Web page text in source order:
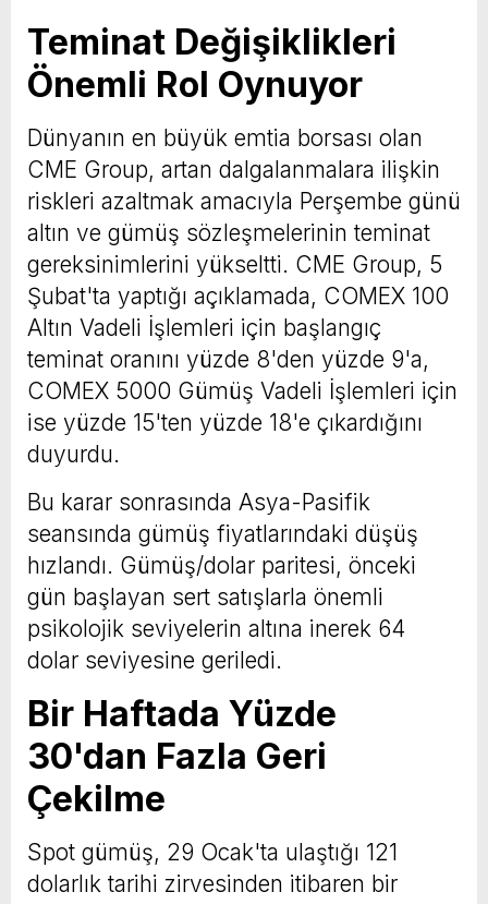
Teminat Değişiklikleri
Önemli Rol Oynuyor
Dünyanın en büyük emtia borsası olan
CME Group, artan dalgalanmalara ilişkin
riskleri azaltmak amacıyla Perşembe günü
altın ve gümüş sözleşmelerinin teminat
gereksinimlerini yükseltti. CME Group, 5
Şubat'ta yaptığı açıklamada, COMEX 100
Altın Vadeli İşlemleri için başlangıç
teminat oranını yüzde 8'den yüzde 9'a,
COMEX 5000 Gümüş Vadeli İşlemleri için
ise yüzde 15'ten yüzde 18'e çıkardığını
duyurdu.
Bu karar sonrasında Asya-Pasifik
seansında gümüş fiyatlarındaki düşüş
hızlandı. Gümüş/dolar paritesi, önceki
gün başlayan sert satışlarla önemli
psikolojik seviyelerin altına inerek 64
dolar seviyesine geriledi.
Bir Haftada Yüzde
30'dan Fazla Geri
Çekilme
Spot gümüş, 29 Ocak'ta ulaştığı 121
dolarlık tarihi zirvesinden itibaren bir